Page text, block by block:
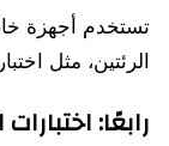
تستخدم أجهزة
الرئتين، مثل
رابعًا: